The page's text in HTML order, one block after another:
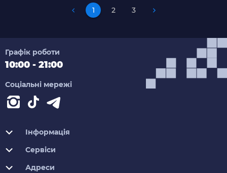
1 2 3
Графік роботи
10:00 - 21:00
Соціальні мережі
Інформація
Сервіси
Адреси